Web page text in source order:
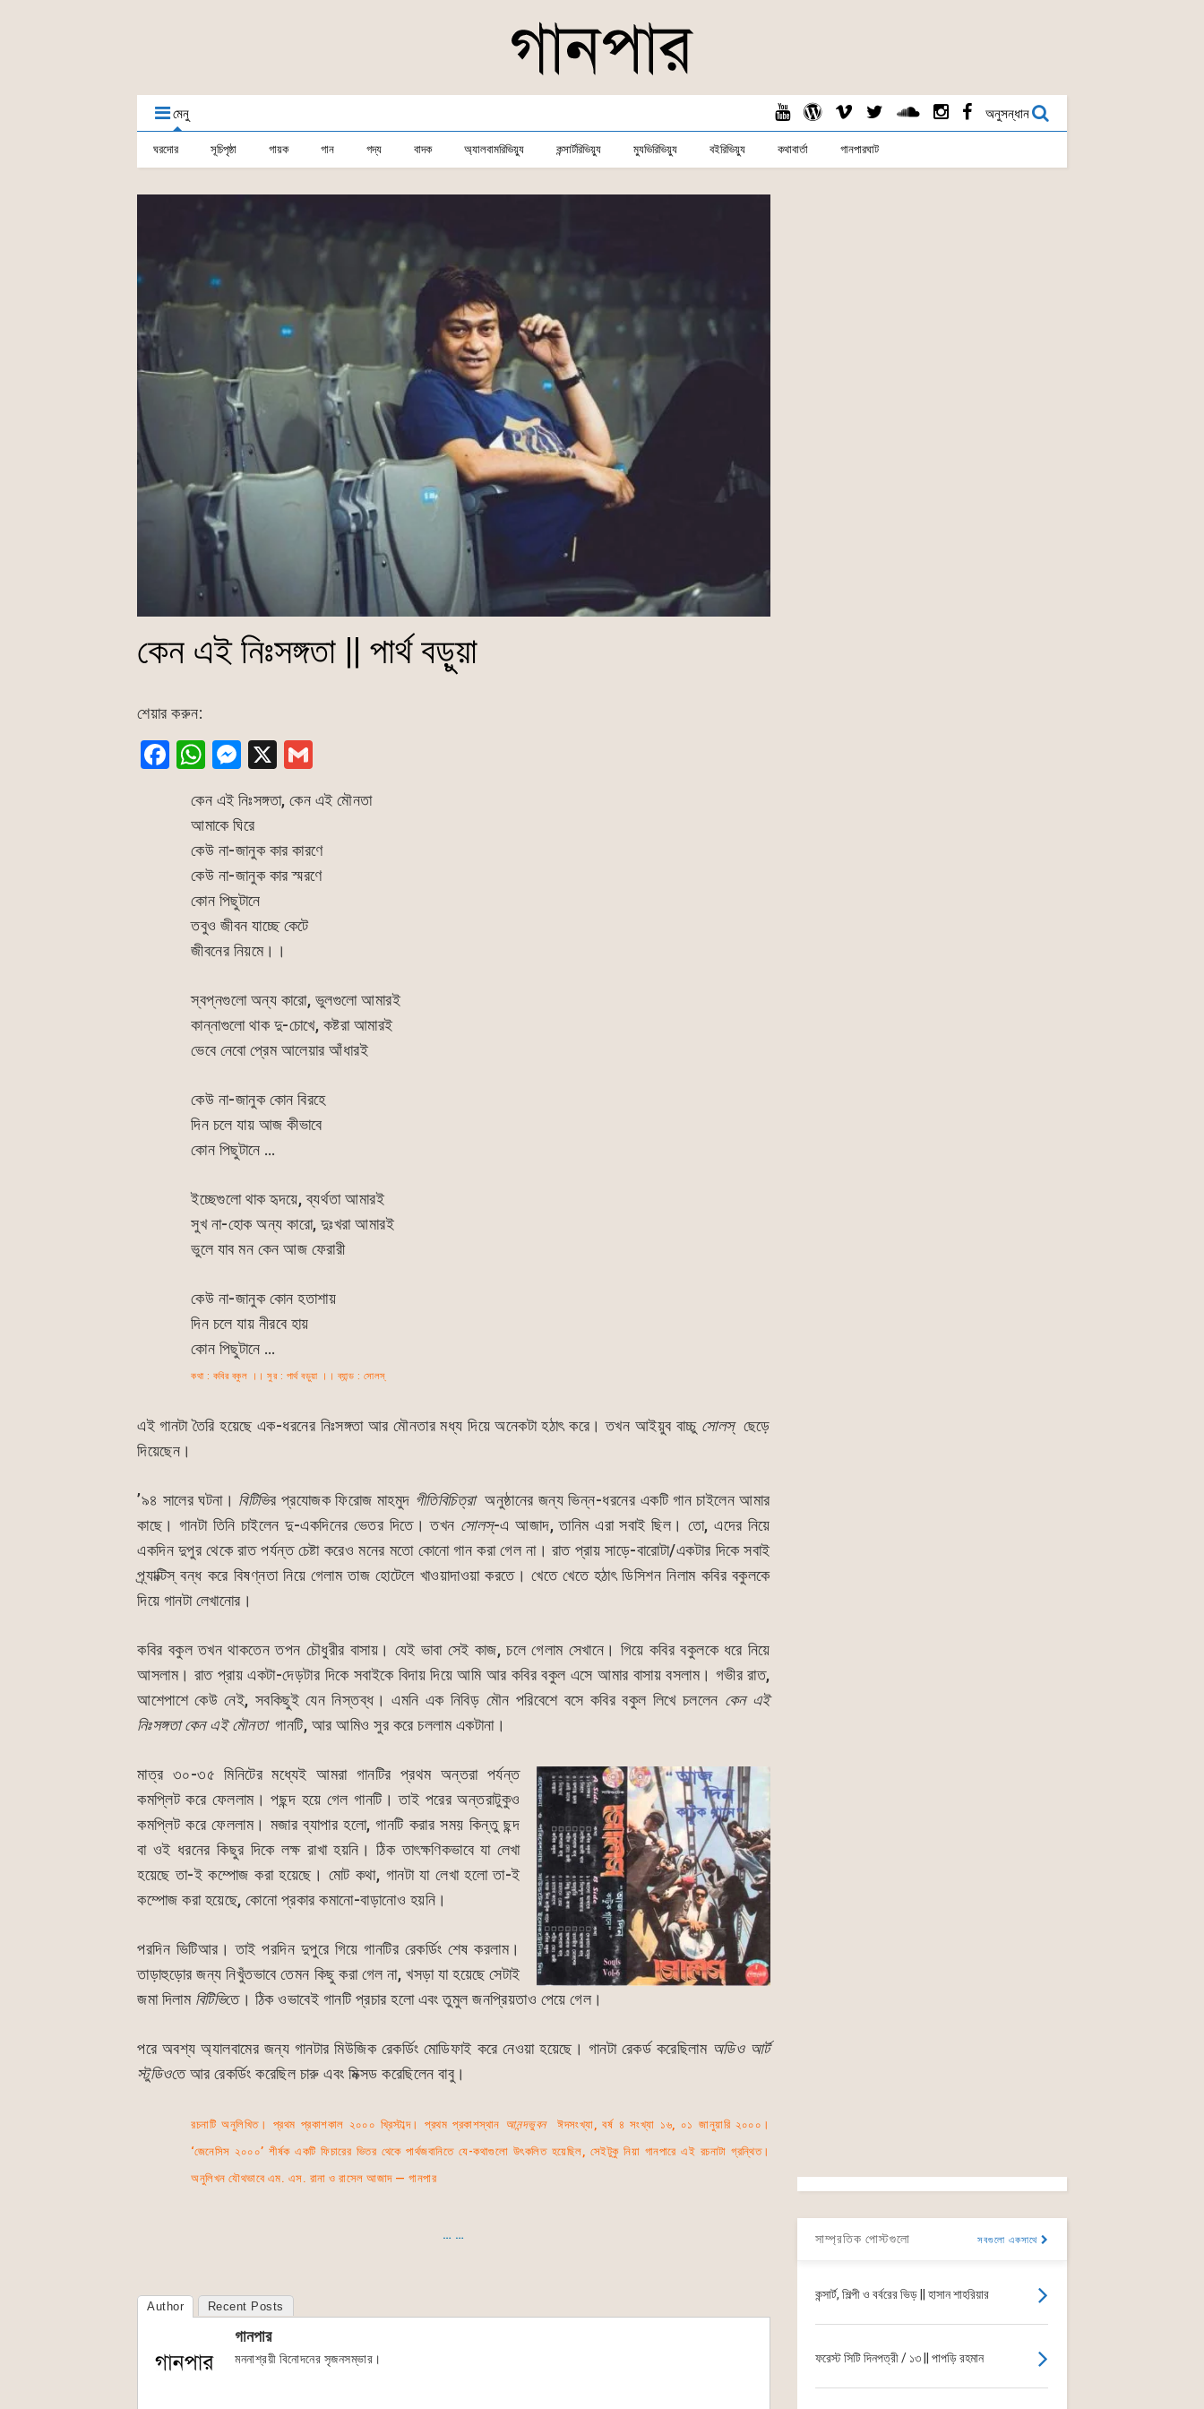
মেনু অনুসন্ধান
ঘরদোর সূচিপৃষ্ঠা গায়ক গান গদ্য বাদক অ্যালবামরিভিয়্যু কন্সার্টরিভিয়্যু ম্যুভিরিভিয়্যু বইরিভিয়্যু কথাবার্তা গানপারঘাট
কেন এই নিঃসঙ্গতা || পার্থ বড়ুয়া
শেয়ার করুন:
F
W
at
s
A
p
p
M
e
s
s
e
n
g
er
X
ai
l
কেন এই নিঃসঙ্গতা, কেন এই মৌনতা
আমাকে ঘিরে
কেউ না-জানুক কার কারণে
কেউ না-জানুক কার স্মরণে
কোন পিছুটানে
তবুও জীবন যাচ্ছে কেটে
জীবনের নিয়মে।।
স্বপ্নগুলো অন্য কারো, ভুলগুলো আমারই
কান্নাগুলো থাক দু-চোখে, কষ্টরা আমারই
ভেবে নেবো প্রেম আলেয়ার আঁধারই
কেউ না-জানুক কোন বিরহে
দিন চলে যায় আজ কীভাবে
কোন পিছুটানে …
ইচ্ছেগুলো থাক হৃদয়ে, ব্যর্থতা আমারই
সুখ না-হোক অন্য কারো, দুঃখরা আমারই
ভুলে যাব মন কেন আজ ফেরারী
কেউ না-জানুক কোন হতাশায়
দিন চলে যায় নীরবে হায়
কোন পিছুটানে …
কথা : কবির বকুল ।। সুর : পার্থ বড়ুয়া ।। ব্যান্ড : সোলস্
এই গানটা তৈরি হয়েছে এক-ধরনের নিঃসঙ্গতা আর মৌনতার মধ্য দিয়ে অনেকটা হঠাৎ করে। তখন আইয়ুব বাচ্চু সোলস্ছেড়ে
দিয়েছেন।
’৯৪ সালের ঘটনা। বিটিভির প্রযোজক ফিরোজ মাহমুদ গীতিবিচিত্রাঅনুষ্ঠানের জন্য ভিন্ন-ধরনের একটি গান চাইলেন আমার
কাছে। গানটা তিনি চাইলেন দু-একদিনের ভেতর দিতে। তখন সোলস্-এ আজাদ, তানিম এরা সবাই ছিল। তো, এদের নিয়ে
একদিন দুপুর থেকে রাত পর্যন্ত চেষ্টা করেও মনের মতো কোনো গান করা গেল না। রাত প্রায় সাড়ে-বারোটা/একটার দিকে সবাই
প্র্যাক্টিস্ বন্ধ করে বিষণ্নতা নিয়ে গেলাম তাজ হোটেলে খাওয়াদাওয়া করতে। খেতে খেতে হঠাৎ ডিসিশন নিলাম কবির বকুলকে
দিয়ে গানটা লেখানোর।
কবির বকুল তখন থাকতেন তপন চৌধুরীর বাসায়। যেই ভাবা সেই কাজ, চলে গেলাম সেখানে। গিয়ে কবির বকুলকে ধরে নিয়ে
আসলাম। রাত প্রায় একটা-দেড়টার দিকে সবাইকে বিদায় দিয়ে আমি আর কবির বকুল এসে আমার বাসায় বসলাম। গভীর রাত,
আশেপাশে কেউ নেই, সবকিছুই যেন নিস্তব্ধ। এমনি এক নিবিড় মৌন পরিবেশে বসে কবির বকুল লিখে চললেন কেন এই
নিঃসঙ্গতা কেন এই মৌনতাগানটি, আর আমিও সুর করে চললাম একটানা।
মাত্র ৩০-৩৫ মিনিটের মধ্যেই আমরা গানটির প্রথম অন্তরা পর্যন্ত
কমপ্লিট করে ফেললাম। পছন্দ হয়ে গেল গানটি। তাই পরের অন্তরাটুকুও
কমপ্লিট করে ফেললাম। মজার ব্যাপার হলো, গানটি করার সময় কিন্তু ছন্দ
বা ওই ধরনের কিছুর দিকে লক্ষ রাখা হয়নি। ঠিক তাৎক্ষণিকভাবে যা লেখা
হয়েছে তা-ই কম্পোজ করা হয়েছে। মোট কথা, গানটা যা লেখা হলো তা-ই
কম্পোজ করা হয়েছে, কোনো প্রকার কমানো-বাড়ানোও হয়নি।
পরদিন ভিটিআর। তাই পরদিন দুপুরে গিয়ে গানটির রেকর্ডিং শেষ করলাম।
তাড়াহুড়োর জন্য নিখুঁতভাবে তেমন কিছু করা গেল না, খসড়া যা হয়েছে সেটাই
জমা দিলাম বিটিভিতে। ঠিক ওভাবেই গানটি প্রচার হলো এবং তুমুল জনপ্রিয়তাও পেয়ে গেল।
পরে অবশ্য অ্যালবামের জন্য গানটার মিউজিক রেকর্ডিং মোডিফাই করে নেওয়া হয়েছে। গানটা রেকর্ড করেছিলাম অডিও আর্ট
স্টুডিওতে আর রেকর্ডিং করেছিল চারু এবং মিক্সড করেছিলেন বাবু।
রচনাটি অনুলিখিত। প্রথম প্রকাশকাল ২০০০ খ্রিস্টাব্দ। প্রথম প্রকাশস্থান আনন্দভুবনঈদসংখ্যা, বর্ষ ৪ সংখ্যা ১৬, ০১ জানুয়ারি ২০০০।
‘জেনেসিস ২০০০’ শীর্ষক একটি ফিচারের ভিতর থেকে পার্থজবানিতে যে-কথাগুলো উৎকলিত হয়েছিল, সেইটুকু নিয়া গানপারে এই রচনাটা গ্রন্থিত।
অনুলিখন যৌথভাবে এম. এস. রানা ও রাসেল আজাদ — গানপার
… …
Author Recent Posts
গানপার
মননাশ্রয়ী বিনোদনের সৃজনসম্ভার।
সাম্প্রতিক পোস্টগুলো সবগুলো একসাথে
কন্সার্ট, শিল্পী ও বর্বরের ভিড় || হাসান শাহরিয়ার
ফরেস্ট সিটি দিনপত্রী / ১৩ || পাপড়ি রহমান